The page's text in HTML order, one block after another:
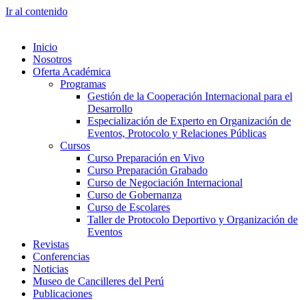
Ir al contenido
Inicio
Nosotros
Oferta Académica
Programas
Gestión de la Cooperación Internacional para el
Desarrollo
Especialización de Experto en Organización de
Eventos, Protocolo y Relaciones Públicas
Cursos
Curso Preparación en Vivo
Curso Preparación Grabado
Curso de Negociación Internacional
Curso de Gobernanza
Curso de Escolares
Taller de Protocolo Deportivo y Organización de
Eventos
Revistas
Conferencias
Noticias
Museo de Cancilleres del Perú
Publicaciones